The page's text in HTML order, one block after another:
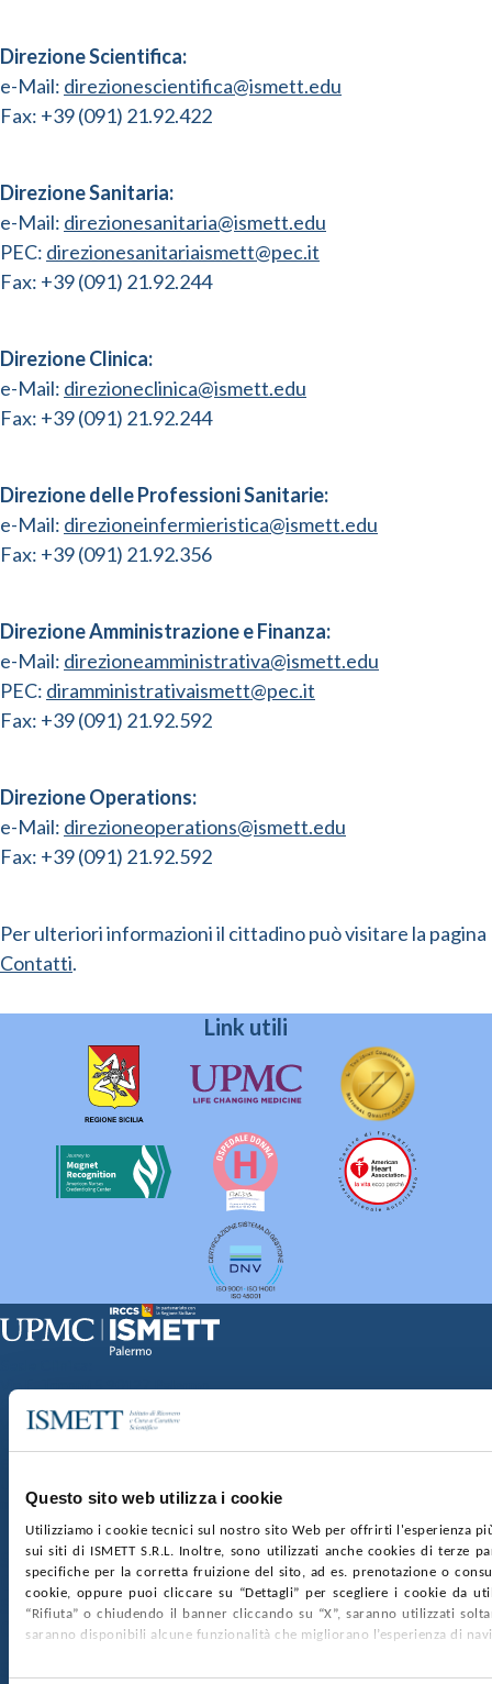
Questo sito web utilizza i cookie
Utilizziamo i cookie tecnici sul nostro sito Web per offrirti l'esperienza
sui siti di ISMETT S.R.L. Inoltre, sono utilizzati anche cookies di terze
specifiche per la corretta fruizione del sito, ad es. prenotazione o
cookie, oppure puoi cliccare su “Dettagli” per scegliere i cookie da
“Rifiuta” o chiudendo il banner cliccando su “X”, saranno utilizzati
saranno disponibili alcune funzionalità che migliorano l’esperienza di
Direzione Scientifica:
e-Mail: direzionescientifica@ismett.edu
Fax: +39 (091) 21.92.422
Direzione Sanitaria:
e-Mail: direzionesanitaria@ismett.edu
PEC: direzionesanitariaismett@pec.it
Fax: +39 (091) 21.92.244
Direzione Clinica:
e-Mail: direzioneclinica@ismett.edu
Fax: +39 (091) 21.92.244
Direzione delle Professioni Sanitarie:
e-Mail: direzioneinfermieristica@ismett.edu
Fax: +39 (091) 21.92.356
Direzione Amministrazione e Finanza:
e-Mail: direzioneamministrativa@ismett.edu
PEC: diramministrativaismett@pec.it
Fax: +39 (091) 21.92.592
Direzione Operations:
e-Mail: direzioneoperations@ismett.edu
Fax: +39 (091) 21.92.592
Per ulteriori informazioni il cittadino può visitare la pagina
Contatti.
Link utili
Via Discesa dei Giudici 4 90133 Palermo
nr. REA PA-201818 P.I. 04544550827
SOCIETÀ TRASPARENTE WHISTLEBLOWING
GARE E CONTRATTIPRIVACYCOOKIE POLICY
SOSTIENICIMAPPA DEL SITOACCESSIBILITÀ
CONTATTI